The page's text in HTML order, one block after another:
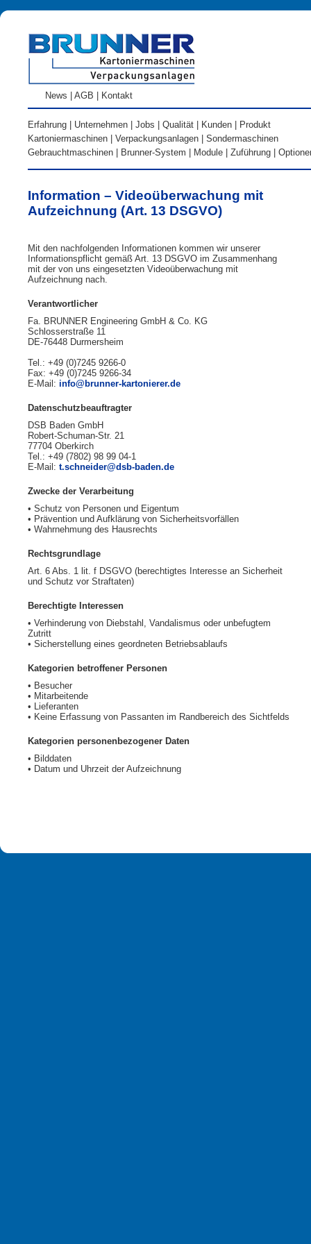
News AGB Kontakt
Erfahrung Unternehmen Jobs Qualität Kunden
Produkt
Kartoniermaschinen
Verpackungsanlagen
Sondermaschinen
Gebrauchtmaschinen
Brunner-System Module Zuführung
Information – Videoüberwachung mit
Aufzeichnung (Art. 13 DSGVO)
Mit den nachfolgenden Informationen kommen wir unserer
Informationspflicht gemäß Art. 13 DSGVO im Zusammenhang
mit der von uns eingesetzten Videoüberwachung mit
Aufzeichnung nach.
Verantwortlicher
Fa. BRUNNER Engineering GmbH & Co. KG
Schlosserstraße 11
DE-76448 Durmersheim
Tel.: +49 (0)7245 9266-0
Fax: +49 (0)7245 9266-34
E-Mail: info@brunner-kartonierer.de
Datenschutzbeauftragter
DSB Baden GmbH
Robert-Schuman-Str. 21
77704 Oberkirch
Tel.: +49 (7802) 98 99 04-1
E-Mail: t.schneider@dsb-baden.de
Zwecke der Verarbeitung
• Schutz von Personen und Eigentum
• Prävention und Aufklärung von Sicherheitsvorfällen
• Wahrnehmung des Hausrechts
Rechtsgrundlage
Art. 6 Abs. 1 lit. f DSGVO (berechtigtes Interesse an Sicherheit
und Schutz vor Straftaten)
Berechtigte Interessen
• Verhinderung von Diebstahl, Vandalismus oder unbefugtem
Zutritt
• Sicherstellung eines geordneten Betriebsablaufs
Kategorien betroffener Personen
• Besucher
• Mitarbeitende
• Lieferanten
• Keine Erfassung von Passanten im Randbereich des Sichtfelds
Kategorien personenbezogener Daten
• Bilddaten
• Datum und Uhrzeit der Aufzeichnung